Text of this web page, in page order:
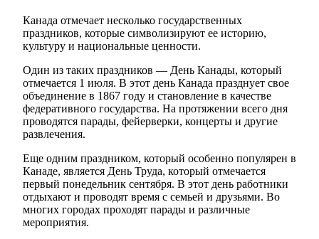
Канада отмечает несколько государственных
праздников, которые символизируют ее историю,
культуру и национальные ценности.
Один из таких праздников — День Канады, который
отмечается 1 июля. В этот день Канада празднует свое
объединение в 1867 году и становление в качестве
федеративного государства. На протяжении всего дня
проводятся парады, фейерверки, концерты и другие
развлечения.
Еще одним праздником, который особенно популярен в
Канаде, является День Труда, который отмечается
первый понедельник сентября. В этот день работники
отдыхают и проводят время с семьей и друзьями. Во
многих городах проходят парады и различные
мероприятия.